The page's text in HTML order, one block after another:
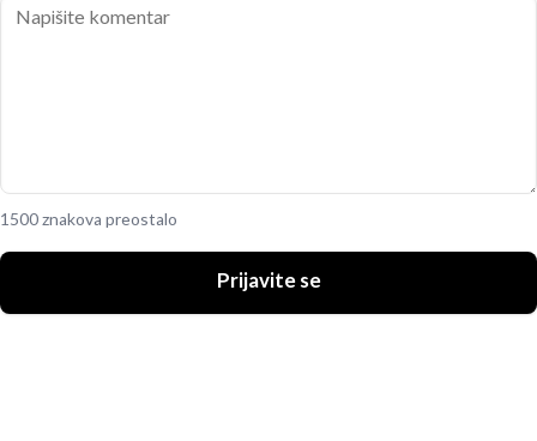
1500 znakova preostalo
Prijavite se